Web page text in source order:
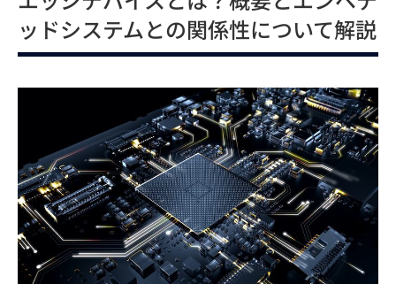
ッドシステムとの関係性について解説